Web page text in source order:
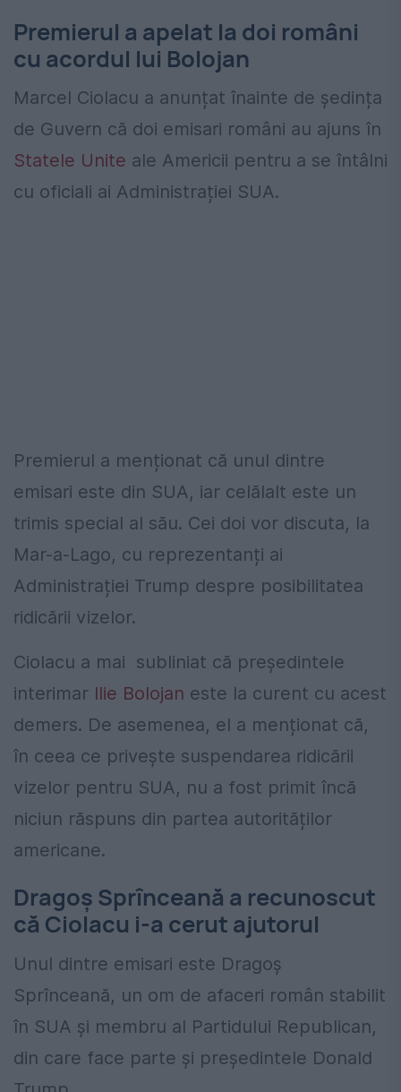
Premierul a apelat la doi români
cu acordul lui Bolojan
Marcel Ciolacu a anunțat înainte de ședința
de Guvern că doi emisari români au ajuns în
Statele Unite ale Americii pentru a se întâlni
cu oficiali ai Administrației SUA.
Premierul a menționat că unul dintre
emisari este din SUA, iar celălalt este un
trimis special al său. Cei doi vor discuta, la
Mar-a-Lago, cu reprezentanți ai
Administrației Trump despre posibilitatea
ridicării vizelor.
Ciolacu a mai subliniat că președintele
interimar Ilie Bolojan este la curent cu acest
demers. De asemenea, el a menționat că,
în ceea ce privește suspendarea ridicării
vizelor pentru SUA, nu a fost primit încă
niciun răspuns din partea autorităților
americane.
Dragoș Sprînceană a recunoscut
că Ciolacu i-a cerut ajutorul
Unul dintre emisari este Dragoș
Sprînceană, un om de afaceri român stabilit
în SUA și membru al Partidului Republican,
din care face parte și președintele Donald